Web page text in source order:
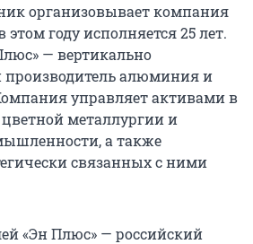
организовывает компания
году исполняется 25 лет.
— вертикально
алюминия и
управляет активами в
цветной металлургии и
а также
связанных с ними
«Эн Плюс» — российский